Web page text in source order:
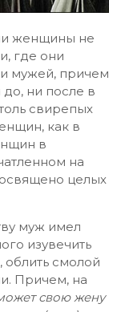
женщины не
где они
и мужей, причем
ни после в
свирепых
как в
в
на
целых
муж имел
изувечить
облить смолой
Причем, на
свою жену